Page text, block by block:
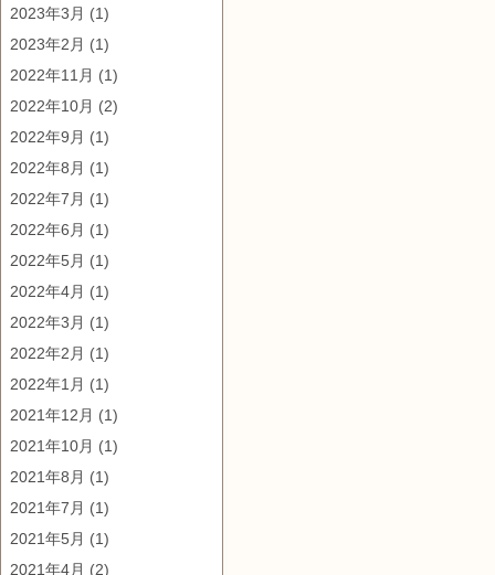
2023年3月 (1)
2023年2月 (1)
2022年11月 (1)
2022年10月 (2)
2022年9月 (1)
2022年8月 (1)
2022年7月 (1)
2022年6月 (1)
2022年5月 (1)
2022年4月 (1)
2022年3月 (1)
2022年2月 (1)
2022年1月 (1)
2021年12月 (1)
2021年10月 (1)
2021年8月 (1)
2021年7月 (1)
2021年5月 (1)
2021年4月 (2)